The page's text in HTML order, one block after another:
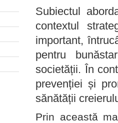
Subiectul
contextul
important,
pentru
societății. În
prevenției și
sănătății
Prin această